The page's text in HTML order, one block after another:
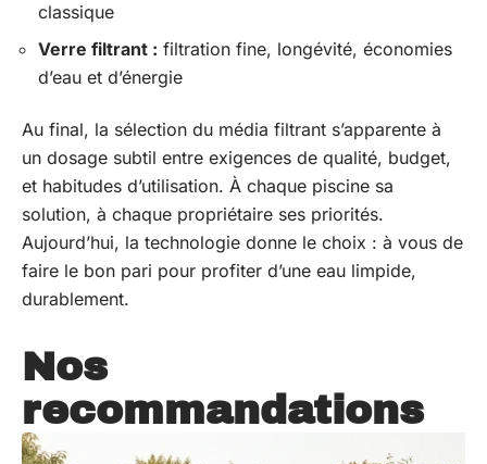
classique
Verre filtrant : filtration fine, longévité, économies
d’eau et d’énergie
Au final, la sélection du média filtrant s’apparente à
un dosage subtil entre exigences de qualité, budget,
et habitudes d’utilisation. À chaque piscine sa
solution, à chaque propriétaire ses priorités.
Aujourd’hui, la technologie donne le choix : à vous de
faire le bon pari pour profiter d’une eau limpide,
durablement.
Nos
recommandations